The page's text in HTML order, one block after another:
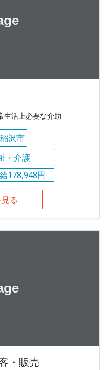
生活上必要な介助
稲沢市
・介護
178,948円
る
・販売